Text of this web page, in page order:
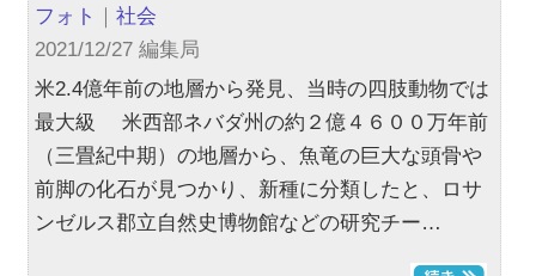
フォト ｜社会
2021/12/27 編集局
米2.4億年前の地層から発見、当時の四肢動物では
最大級 米西部ネバダ州の約２億４６００万年前
（三畳紀中期）の地層から、魚竜の巨大な頭骨や
前脚の化石が見つかり、新種に分類したと、ロサ
ンゼルス郡立自然史博物館などの研究チー…